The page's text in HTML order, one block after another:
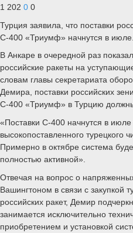
1 202 0 0
Турция заявила, что поставки
С-400 «Триумф» начнутся в июле.
В Анкаре в очередной раз
российские ракеты на
словам главы секретариата
Демира, поставки российских
С-400 «Триумф» в Турцию
«Поставки С-400 начнутся в июле
высокопоставленного турецкого
Примерно в октябре система
полностью активной».
Отвечая на вопрос о
Вашингтоном в связи с закупкой
российских ракет, Демир
занимается исключительно
приобретением и установкой